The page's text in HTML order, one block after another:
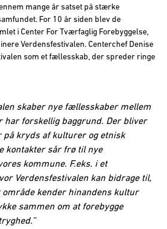
mange år satset på stærke
For 10 år siden blev de
i Center For Tværfaglig Forebyggelse,
Verdensfestivalen. Centerchef Denise
som et fællesskab, der spreder ringe
skaber nye fællesskaber mellem
har forskellig baggrund. Der bliver
på kryds af kulturer og etnisk
kontakter sår frø til nye
kommune. F.eks. i et
Verdensfestivalen kan bidrage til,
område kender hinandens kultur
sammen om at forebygge